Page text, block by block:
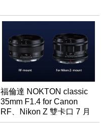
福倫達 NOKTON classic
35mm F1.4 for Canon
RF、Nikon Z 雙卡口 7 月